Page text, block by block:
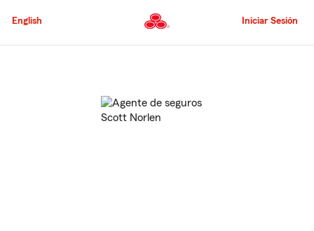
al
principal
English Iniciar Sesión